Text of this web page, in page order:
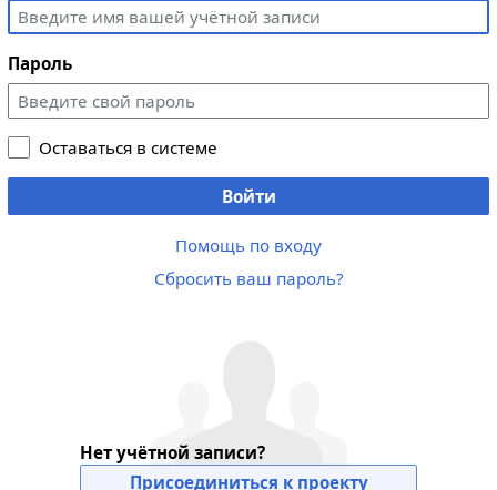
Пароль
Оставаться в системе
Войти
Помощь по входу
Сбросить ваш пароль?
Нет учётной записи?
Присоединиться к проекту